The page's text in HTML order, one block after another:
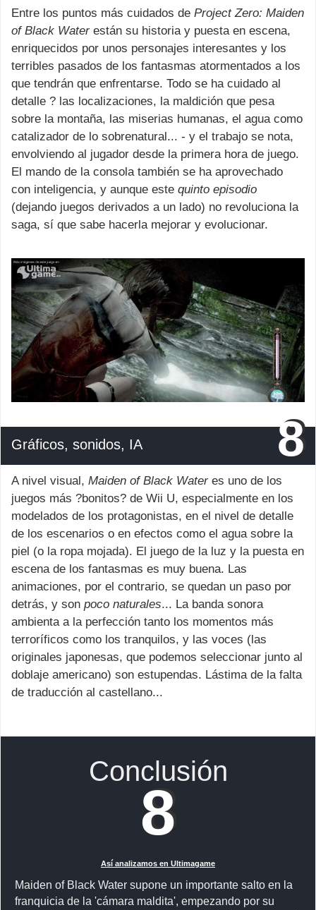
Entre los puntos más cuidados de Project Zero: Maiden
of Black Waterestán su historia y puesta en escena,
enriquecidos por unos personajes interesantes y los
terribles pasados de los fantasmas atormentados a los
que tendrán que enfrentarse. Todo se ha cuidado al
detalle ? las localizaciones, la maldición que pesa
sobre la montaña, las miserias humanas, el agua como
catalizador de lo sobrenatural... - y el trabajo se nota,
envolviendo al jugador desde la primera hora de juego.
El mando de la consola también se ha aprovechado
con inteligencia, y aunque este quinto episodio
(dejando juegos derivados a un lado) no revoluciona la
saga, sí que sabe hacerla mejorar y evolucionar.
Gráficos, sonidos, IA 8
A nivel visual, Maiden of Black Wateres uno de los
juegos más ?bonitos? de Wii U, especialmente en los
modelados de los protagonistas, en el nivel de detalle
de los escenarios o en efectos como el agua sobre la
piel (o la ropa mojada). El juego de la luz y la puesta en
escena de los fantasmas es muy buena. Las
animaciones, por el contrario, se quedan un paso por
detrás, y son poco naturales... La banda sonora
ambienta a la perfección tanto los momentos más
terroríficos como los tranquilos, y las voces (las
originales japonesas, que podemos seleccionar junto al
doblaje americano) son estupendas. Lástima de la falta
de traducción al castellano...
Conclusión
8
Así analizamos en Ultimagame
Maiden of Black Water supone un importante salto en la
franquicia de la 'cámara maldita', empezando por su